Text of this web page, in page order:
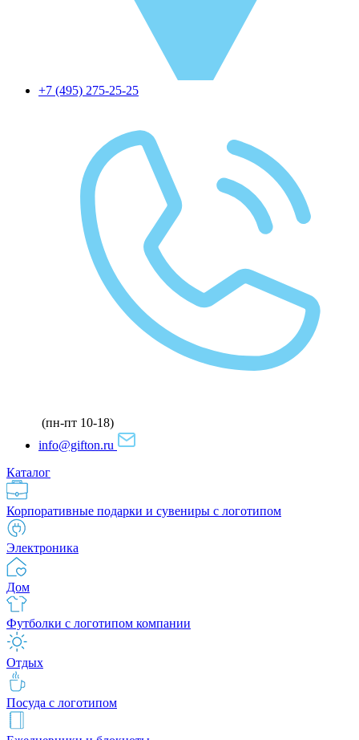
+7 (495) 275-25-25
(пн-пт 10-18)
info@gifton.ru
Каталог
Корпоративные подарки и сувениры с логотипом
Электроника
Дом
Футболки с логотипом компании
Отдых
Посуда с логотипом